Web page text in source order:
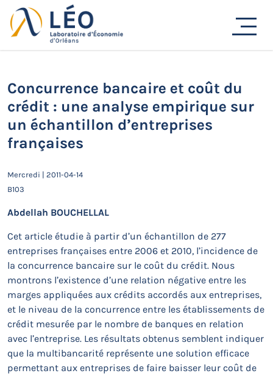
Passer
au
contenu
Actualités
Concurrence bancaire et coût du
crédit : une analyse empirique sur
un échantillon d’entreprises
françaises
Mercredi | 2011-04-14
B103
Abdellah BOUCHELLAL
Cet article étudie à partir d’un échantillon de 277
entreprises françaises entre 2006 et 2010, l’incidence de
la concurrence bancaire sur le coût du crédit. Nous
montrons l’existence d’une relation négative entre les
marges appliquées aux crédits accordés aux entreprises,
et le niveau de la concurrence entre les établissements de
crédit mesurée par le nombre de banques en relation
avec l’entreprise. Les résultats obtenus semblent indiquer
que la multibancarité représente une solution efficace
permettant aux entreprises de faire baisser leur coût de